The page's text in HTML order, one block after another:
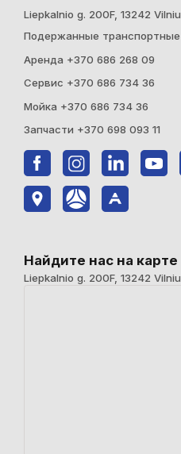
Liepkalnio g. 200F, 13242
Подержанные
Аренда +370 686 268 09
Cервис +370 686 734 36
Мойка +370 686 734 36
Запчасти +370 698 093 11
Найдите нас на карте
Liepkalnio g. 200F, 13242